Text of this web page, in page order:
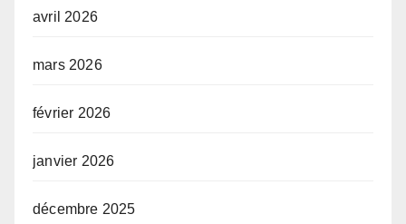
avril 2026
mars 2026
février 2026
janvier 2026
décembre 2025